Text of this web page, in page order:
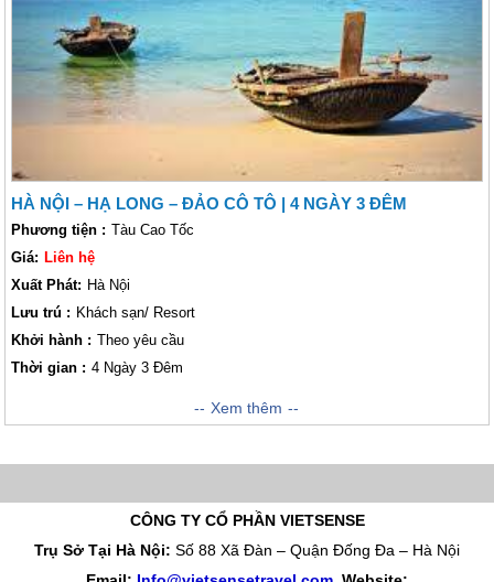
HÀ NỘI – HẠ LONG – ĐẢO CÔ TÔ | 4 NGÀY 3 ĐÊM
Phương tiện : Tàu Cao Tốc
Giá: Liên hệ
Xuất Phát: Hà Nội
Lưu trú : Khách sạn/ Resort
Khởi hành : Theo yêu cầu
Thời gian : 4 Ngày 3 Đêm
Chuyến hành trình thăm đảo Cô Tô 4 ngày 3 đêm kết hợp thăm quan
Vịnh Hạ Long.Đây là chuyến hành trình mới lạ, hấp dẫn được tổ chức
Xem thêm
CÔNG TY CỔ PHẦN VIETSENSE
Trụ Sở Tại Hà Nội: Số 88 Xã Đàn – Quận Đống Đa – Hà Nội